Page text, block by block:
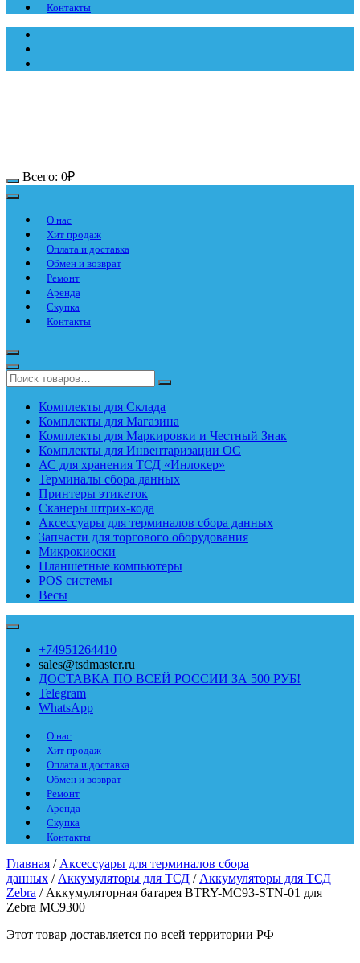
Контакты
Всего: 0₽
О нас
Хит продаж
Оплата и доставка
Обмен и возврат
Ремонт
Аренда
Скупка
Контакты
Комплекты для Склада
Комплекты для Магазина
Комплекты для Маркировки и Честный Знак
Комплекты для Инвентаризации ОС
АС для хранения ТСД «Инлокер»
Терминалы сбора данных
Принтеры этикеток
Сканеры штрих-кода
Аксессуары для терминалов сбора данных
Запчасти для торгового оборудования
Микрокиоски
Планшетные компьютеры
POS системы
Весы
+74951264410
sales@tsdmaster.ru
ДОСТАВКА ПО ВСЕЙ РОССИИ ЗА 500 РУБ!
Telegram
WhatsApp
О нас
Хит продаж
Оплата и доставка
Обмен и возврат
Ремонт
Аренда
Скупка
Контакты
Главная / Аксессуары для терминалов сбора
данных / Аккумуляторы для ТСД / Аккумуляторы для ТСД
Zebra / Аккумуляторная батарея BTRY-MC93-STN-01 для
Zebra MC9300
Этот товар доставляется по всей территории РФ